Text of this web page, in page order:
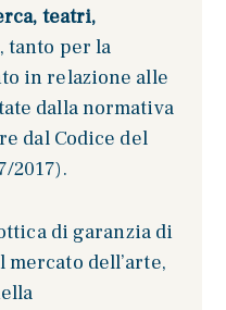
teatri,
, tanto per la
in relazione alle
dalla normativa
dal Codice del
2017).
di garanzia di
dell’arte,